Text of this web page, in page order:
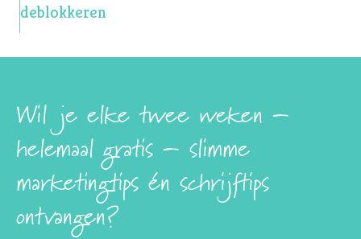
deblokkeren
Wil je elke twee weken –
helemaal gratis – slimme
marketingtips én schrijftips
ontvangen?